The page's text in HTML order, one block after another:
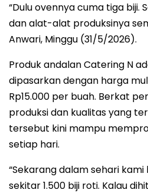
“Dulu ovennya cuma tiga biji.
dan alat-alat produksinya
Anwari, Minggu (31/5/2026).
Produk andalan Catering N
dipasarkan dengan harga
Rp15.000 per buah. Berkat
produksi dan kualitas yang
tersebut kini mampu
setiap hari.
“Sekarang dalam sehari
sekitar 1.500 biji roti. Kalau